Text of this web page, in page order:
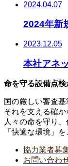
2024.04.07
2024年新
2023.12.05
本社アネ
命を守る設備点検
国の厳しい審査
それを支える確
人々の命を守り
「快適な環境」
協力業者募
お問い合わ